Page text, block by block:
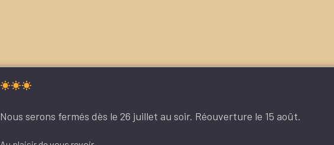
Nous serons fermés dès le 26 juillet au soir. Réouverture le 15 août.